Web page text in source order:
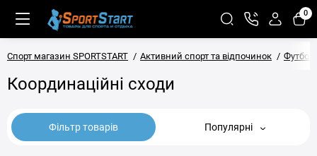
0
Спорт магазин SPORTSTART Активний спорт та відпочинок Футбол
Координаційні сходи
Фільтр товарів Популярні